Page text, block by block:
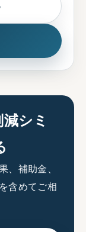
シミ
、補助金、
含めてご相